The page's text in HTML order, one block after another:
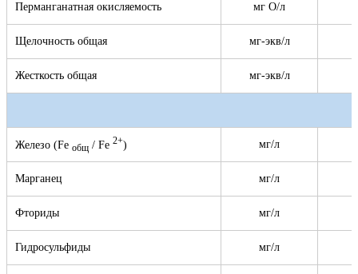
Перманганатная окисляемость мг О/л
Щелочность общая мг-экв/л
Жесткость общая мг-экв/л
Железо (Fe общ / Fe 2+) мг/л
Марганец мг/л
Фториды мг/л
Гидросульфиды мг/л